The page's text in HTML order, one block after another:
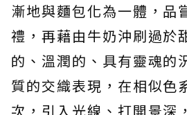
漸地與麵包化為一體，品
禮，再藉由牛奶沖刷過於
的、溫潤的、具有靈魂的
質的交織表現，在相似色
次，引入光線、打開景深